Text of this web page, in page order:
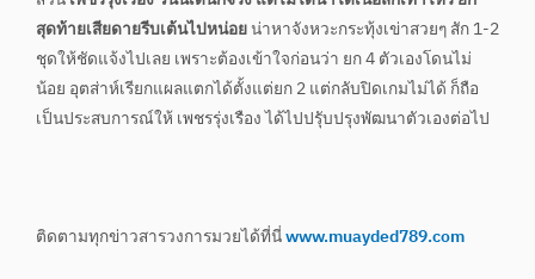
สุดท้ายเสียดายรีบเต้นไปหน่อยน่าหาจังหวะกระทุ้งเข่าสวยๆ สัก 1-2
ชุดให้ชัดแจ้งไปเลย เพราะต้องเข้าใจก่อนว่า ยก 4 ตัวเองโดนไม่
น้อย อุตส่าห์เรียกแผลแตกได้ตั้งแต่ยก 2 แต่กลับปิดเกมไม่ได้ ก็ถือ
เป็นประสบการณ์ให้ เพชรรุ่งเรือง ได้ไปปรุับปรุงพัฒนาตัวเองต่อไป
ติดตามทุกข่าวสารวงการมวยได้ที่นี่www.muayded789.com